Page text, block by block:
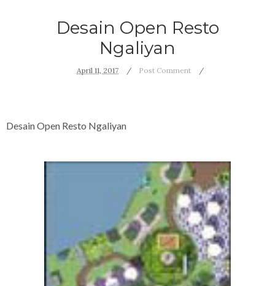
Desain Open Resto
Ngaliyan
April 11, 2017 Post Comment
Desain Open Resto Ngaliyan